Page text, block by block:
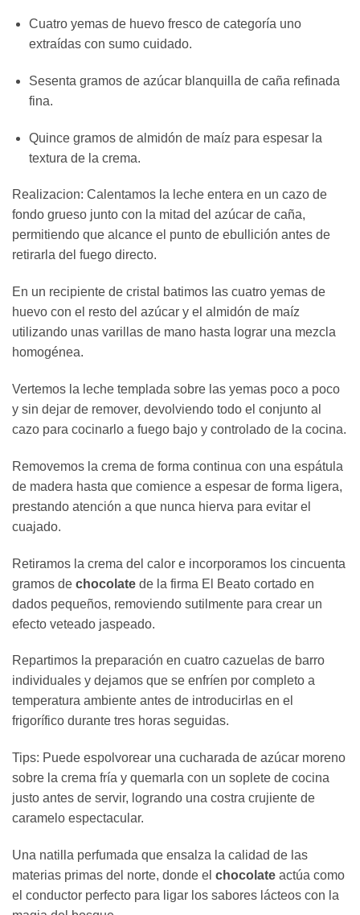
Cuatro yemas de huevo fresco de categoría uno
extraídas con sumo cuidado.
Sesenta gramos de azúcar blanquilla de caña refinada
fina.
Quince gramos de almidón de maíz para espesar la
textura de la crema.
Realizacion: Calentamos la leche entera en un cazo de
fondo grueso junto con la mitad del azúcar de caña,
permitiendo que alcance el punto de ebullición antes de
retirarla del fuego directo.
En un recipiente de cristal batimos las cuatro yemas de
huevo con el resto del azúcar y el almidón de maíz
utilizando unas varillas de mano hasta lograr una mezcla
homogénea.
Vertemos la leche templada sobre las yemas poco a poco
y sin dejar de remover, devolviendo todo el conjunto al
cazo para cocinarlo a fuego bajo y controlado de la cocina.
Removemos la crema de forma continua con una espátula
de madera hasta que comience a espesar de forma ligera,
prestando atención a que nunca hierva para evitar el
cuajado.
Retiramos la crema del calor e incorporamos los cincuenta
gramos de chocolate de la firma El Beato cortado en
dados pequeños, removiendo sutilmente para crear un
efecto veteado jaspeado.
Repartimos la preparación en cuatro cazuelas de barro
individuales y dejamos que se enfríen por completo a
temperatura ambiente antes de introducirlas en el
frigorífico durante tres horas seguidas.
Tips: Puede espolvorear una cucharada de azúcar moreno
sobre la crema fría y quemarla con un soplete de cocina
justo antes de servir, logrando una costra crujiente de
caramelo espectacular.
Una natilla perfumada que ensalza la calidad de las
materias primas del norte, donde el chocolate actúa como
el conductor perfecto para ligar los sabores lácteos con la